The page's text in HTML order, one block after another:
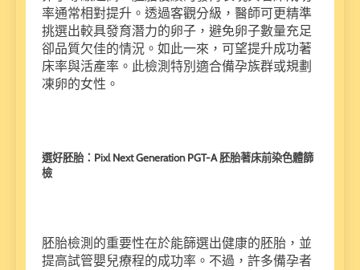
率通常相對提升。透過客觀分級，醫師可更精準
挑選出較具發育潛力的卵子，避免卵子數量充足
卻品質欠佳的情況。如此一來，可望提升成功著
床率與活產率。此檢測特別適合備孕族群或規劃
凍卵的女性。
選好胚胎：⁠Pixl Next Generation PGT-A 胚胎著床前染色體篩
檢
胚胎檢測的重要性在於能篩選出健康的胚胎，並
提高試管嬰兒療程的成功率。不過，許多備孕者